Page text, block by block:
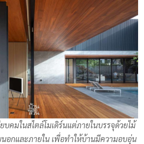
บคมในสไตล์โมเดิร์นแต่ภายในบรรจุด้วยไม้
อกและภายใน เพื่อทำให้บ้านมีความอบอุ่น